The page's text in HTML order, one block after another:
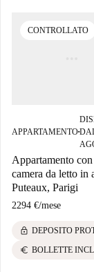
CONTROLLATO
APPARTAMENTO■
Appartamento con
camera da letto in
Puteaux, Parigi
2294 €/mese
lock DEPOSITO
euro BOLLETTE